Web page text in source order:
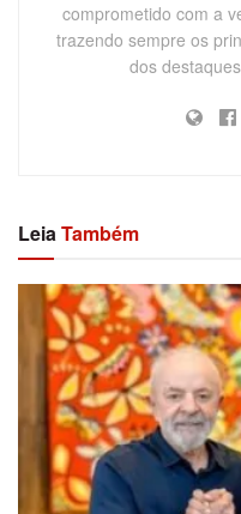
comprometido com a
trazendo sempre os
dos
LeiaTambém